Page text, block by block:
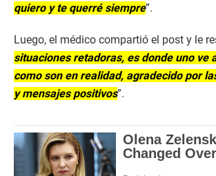
quiero y te querré siempre”.
Luego, el médico compartió el post y le
situaciones retadoras, es donde uno ve
como son en realidad, agradecido por
y mensajes positivos”.